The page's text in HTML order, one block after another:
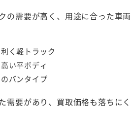
の需要が高く、用途に合った車
く軽トラック
い平ボディ
バンタイプ
需要があり、買取価格も落ちに